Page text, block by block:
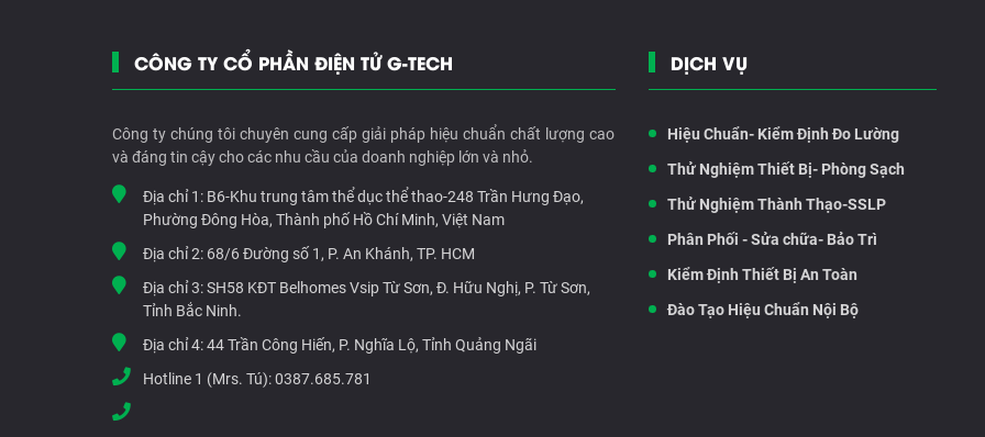
CÔNG TY CỔ PHẦN ĐIỆN TỬ G-TECH
Công ty chúng tôi chuyên cung cấp giải pháp hiệu chuẩn chất lượng cao
và đáng tin cậy cho các nhu cầu của doanh nghiệp lớn và nhỏ.
Địa chỉ 1: B6-Khu trung tâm thể dục thể thao-248 Trần Hưng Đạo,
Phường Đông Hòa, Thành phố Hồ Chí Minh, Việt Nam
Địa chỉ 2: 68/6 Đường số 1, P. An Khánh, TP. HCM
Địa chỉ 3:SH58 KĐT Belhomes Vsip Từ Sơn, Đ. Hữu Nghị, P. Từ Sơn,
Tỉnh Bắc Ninh.
Địa chỉ 4:44 Trần Công Hiến, P. Nghĩa Lộ, Tỉnh Quảng Ngãi
Hotline 1 (Mrs. Tú):0387.685.781
DỊCH VỤ
Hiệu Chuẩn- Kiểm Định Đo Lường
Thử Nghiệm Thiết Bị- Phòng Sạch
Thử Nghiệm Thành Thạo-SSLP
Phân Phối - Sửa chữa- Bảo Trì
Kiểm Định Thiết Bị An Toàn
Đào Tạo Hiệu Chuẩn Nội Bộ